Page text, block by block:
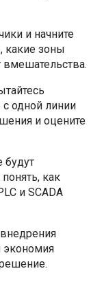
и начните
какие зоны
вмешательства.
с одной линии
и оцените
как
и SCADA
экономия